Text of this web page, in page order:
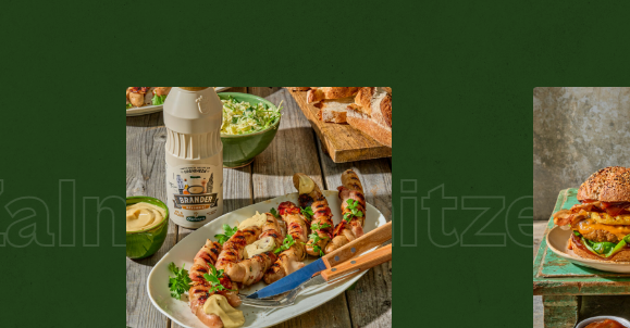
Schnitzel